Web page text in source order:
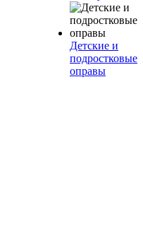
Детские и
подростковые
оправы